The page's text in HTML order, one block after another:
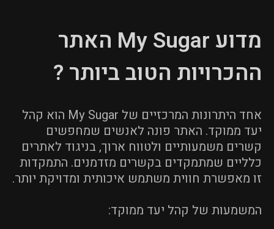
מדוע My Sugar האתר
ההכרויות הטוב ביותר ?
אחד היתרונות המרכזיים של My Sugar הוא קהל
יעד ממוקד. האתר פונה לאנשים שמחפשים
קשרים משמעותיים ולטווח ארוך, בניגוד לאתרים
כלליים שמתמקדים בקשרים מזדמנים. התמקדות
זו מאפשרת חווית משתמש איכותית ומדויקת יותר.
המשמעות של קהל יעד ממוקד: